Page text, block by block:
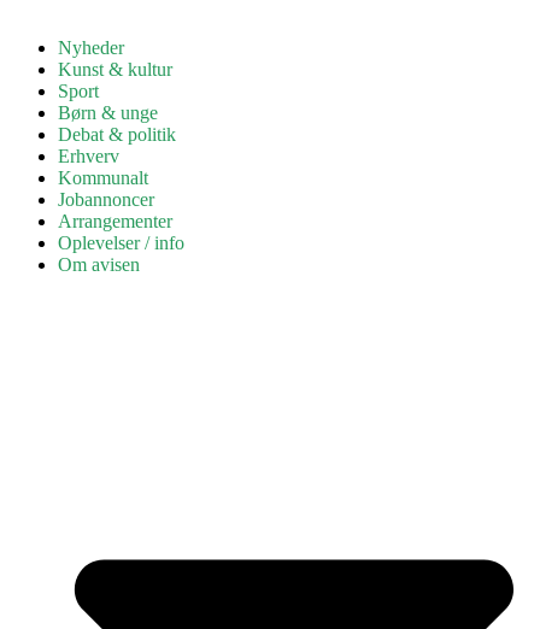
Nyheder
Kunst & kultur
Sport
Børn & unge
Debat & politik
Erhverv
Kommunalt
Jobannoncer
Arrangementer
Oplevelser / info
Om avisen